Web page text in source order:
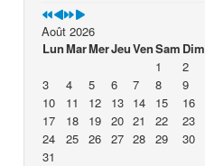
Août 2026
LunMarMerJeuVenSam Dim
1
2
3
4 5 6 7 8
9
10
11 12 13 14 15
16
17
18 19 20 21 22
23
24
25 26 27 28 29
30
31